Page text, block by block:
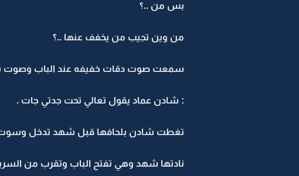
بس من ..؟
من وين تجيب من يخفف عنها ..؟
سمعت صوت دقات خفيفه عند الباب وصوت
: شادن عماد يقول تعالي تحت جدتي جات .
تغطت شادن بلحافها قبل شهد تدخل وسوت
نادتها شهد وهي تفتح الباب وتقرب من